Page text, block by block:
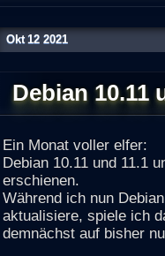
Okt 12 2021
Debian 10.11
Ein Monat voller elfer:
Debian 10.11 und 11.1
erschienen.
Während ich nun
aktualisiere, spiele ich
demnächst auf bisher